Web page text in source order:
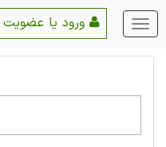
منو
اصلی